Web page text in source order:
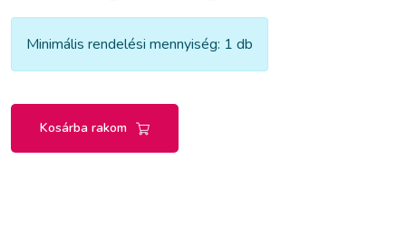
Minimális rendelési mennyiség: 1 db
Kosárba rakom